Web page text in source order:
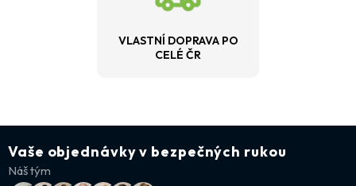
VLASTNÍ DOPRAVA PO
CELÉ ČR
Vaše objednávky v bezpečných rukou
Náš tým